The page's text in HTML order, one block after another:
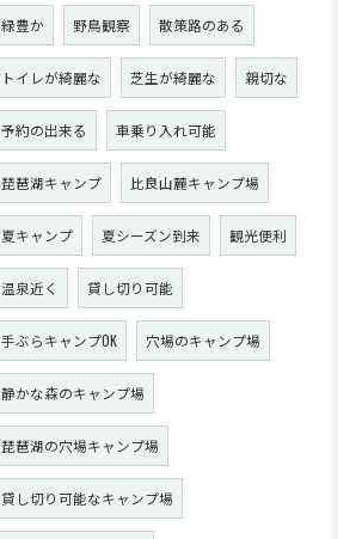
緑豊か 野鳥観察 散策路のある
トイレが綺麗な 芝生が綺麗な 親切な
予約の出来る 車乗り入れ可能
琵琶湖キャンプ 比良山麓キャンプ場
夏キャンプ 夏シーズン到来 観光便利
温泉近く 貸し切り可能
手ぶらキャンプOK 穴場のキャンプ場
静かな森のキャンプ場
琵琶湖の穴場キャンプ場
貸し切り可能なキャンプ場